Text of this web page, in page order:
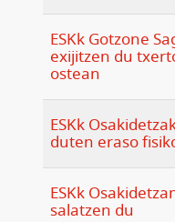
ESKk Gotzone
exijitzen du
ostean
ESKk
duten eraso
ESKk
salatzen du